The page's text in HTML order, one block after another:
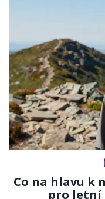
Co na hlavu k
pro letní